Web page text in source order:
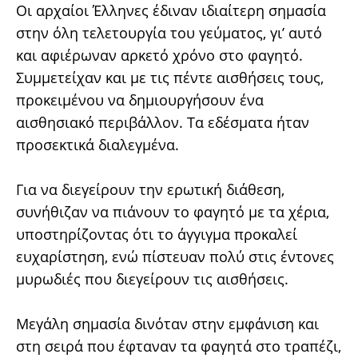
Oι αρχαίοι Έλληνες έδιναν ιδιαίτερη σημασία
στην όλη τελετουργία του γεύματος, γι’ αυτό
και αφιέρωναν αρκετό χρόνο στο φαγητό.
Συμμετείχαν και με τις πέντε αισθήσεις τους,
προκειμένου να δημιουργήσουν ένα
αισθησιακό περιβάλλον. Tα εδέσματα ήταν
προσεκτικά διαλεγμένα.
Για να διεγείρουν την ερωτική διάθεση,
συνήθιζαν να πιάνουν το φαγητό με τα χέρια,
υποστηρίζοντας ότι το άγγιγμα προκαλεί
ευχαρίστηση, ενώ πίστευαν πολύ στις έντονες
μυρωδιές που διεγείρουν τις αισθήσεις.
Mεγάλη σημασία δινόταν στην εμφάνιση και
στη σειρά που έφταναν τα φαγητά στο τραπέζι,